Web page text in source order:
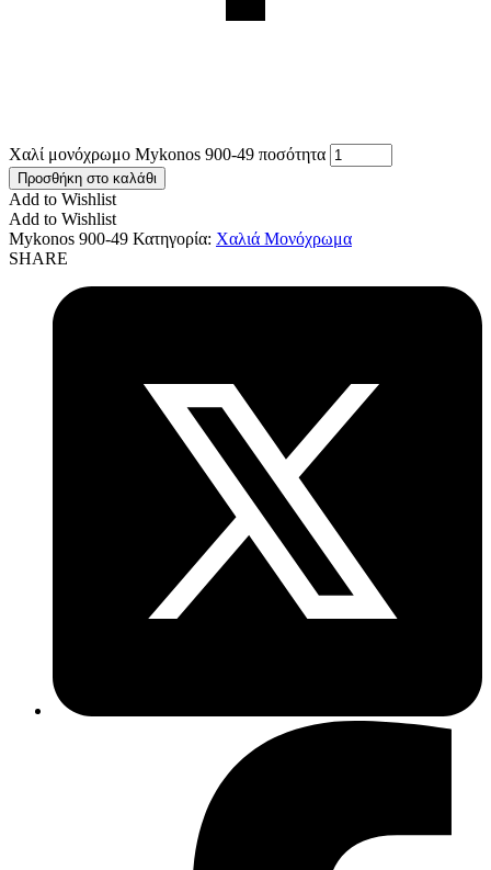
Χαλί μονόχρωμο Mykonos 900-49 ποσότητα
Προσθήκη στο καλάθι
Add to Wishlist
Add to Wishlist
Mykonos 900-49 Κατηγορία: Χαλιά Μονόχρωμα
SHARE